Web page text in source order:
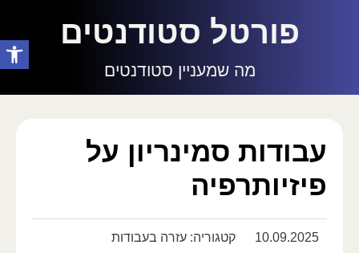
פתח
פורטל סטודנטים
מה שמעניין סטודנטים
עבודות סמינריון על
פיזיותרפיה
10.09.2025 קטגוריה: עזרה בעבודות